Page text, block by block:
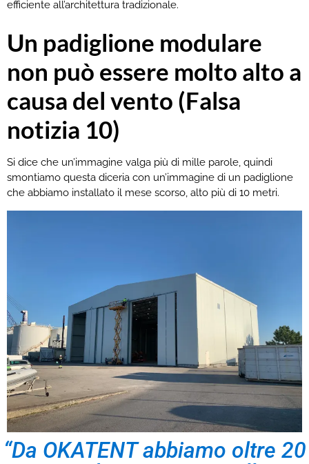
efficiente all’architettura tradizionale.
Un padiglione modulare
non può essere molto alto a
causa del vento (Falsa
notizia 10)
Si dice che un’immagine valga più di mille parole, quindi
smontiamo questa diceria con un’immagine di un padiglione
che abbiamo installato il mese scorso, alto più di 10 metri.
“Da OKATENT abbiamo oltre 20